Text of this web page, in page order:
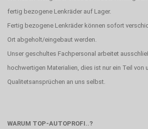
fertig bezogene Lenkräder auf Lager.
Fertig bezogene Lenkräder können sofort
Ort abgeholt/eingebaut werden.
Unser geschultes Fachpersonal arbeitet
hochwertigen Materialien, dies ist nur ein Teil von
Qualitetsansprüchen an uns selbst.
WARUM TOP-AUTOPROFI..?